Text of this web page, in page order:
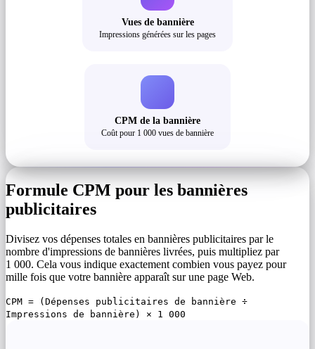
Vues de bannière
Impressions générées sur les pages
CPM de la bannière
Coût pour 1 000 vues de bannière
Formule CPM pour les bannières
publicitaires
Divisez vos dépenses totales en bannières publicitaires par le
nombre d'impressions de bannières livrées, puis multipliez par
1 000. Cela vous indique exactement combien vous payez pour
mille fois que votre bannière apparaît sur une page Web.
CPM = (Dépenses publicitaires de bannière ÷
Impressions de bannière) × 1 000